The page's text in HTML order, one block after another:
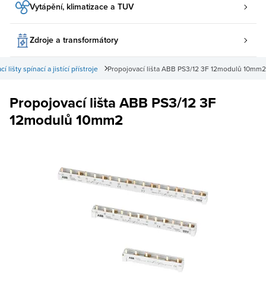
Vytápění, klimatizace a TUV
Zdroje a transformátory
Propojovací lišta ABB PS3/12 3F 12modulů 10mm2
lišty spínací a jistící přístroje
Propojovací lišta ABB PS3/12 3F
12modulů 10mm2